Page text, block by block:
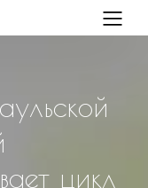
цикл